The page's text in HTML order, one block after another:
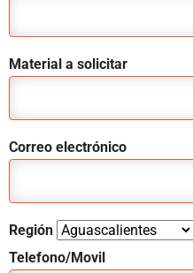
Material a solicitar
Correo electrónico
Región
Telefono/Movil